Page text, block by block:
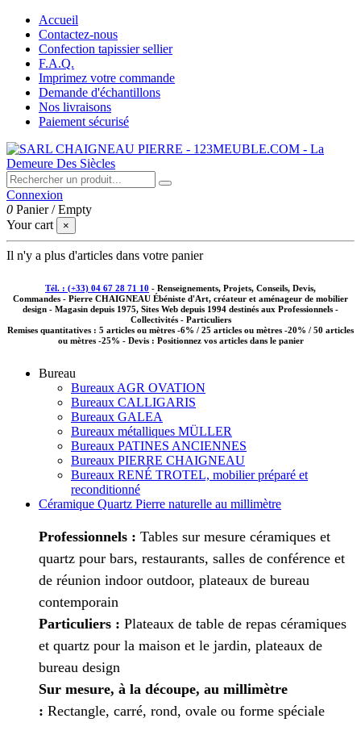
Accueil
Contactez-nous
Confection tapissier sellier
F.A.Q.
Imprimez votre commande
Demande d'échantillons
Nos livraisons
Paiement sécurisé
Connexion
0 Panier /Empty
Your cart
×
Il n'y a plus d'articles dans votre panier
Tél. : (+33) 04 67 28 71 10 - Renseignements, Projets, Conseils, Devis,
Commandes - Pierre CHAIGNEAU Ébéniste d'Art, créateur et aménageur de mobilier
design - Magasin depuis 1975, Sites Web depuis 1994 destinés aux Professionnels -
Collectivités - Particuliers
Remises quantitatives : 5 articles ou mètres -6% / 25 articles ou mètres -20% / 50 articles
ou mètres -25% - Devis : Positionnez vos articles dans le panier
Bureau
Bureaux AGR OVATION
Bureaux CALLIGARIS
Bureaux GALEA
Bureaux métalliques MÜLLER
Bureaux PATINES ANCIENNES
Bureaux PIERRE CHAIGNEAU
Bureaux RENÉ TROTEL, mobilier préparé et
reconditionné
Céramique Quartz Pierre naturelle au millimètre
Professionnels : Tables sur mesure céramiques et
quartz pour bars, restaurants, salles de conférence et
de réunion indoor outdoor, plateaux de bureau
contemporain
Particuliers : Plateaux de table de repas céramiques
et quartz pour la maison et le jardin, plateaux de
bureau design
Sur mesure, à la découpe, au millimètre
: Rectangle, carré, rond, ovale ou forme spéciale